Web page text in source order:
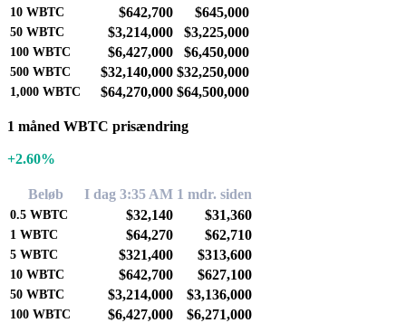
10 WBTC $642,700 $645,000
50 WBTC $3,214,000 $3,225,000
100 WBTC $6,427,000 $6,450,000
500 WBTC $32,140,000 $32,250,000
1,000 WBTC $64,270,000 $64,500,000
1 måned WBTC prisændring
+2.60%
Beløb I dag 3:35 AM 1 mdr. siden
0.5 WBTC $32,140 $31,360
1 WBTC $64,270 $62,710
5 WBTC $321,400 $313,600
10 WBTC $642,700 $627,100
50 WBTC $3,214,000 $3,136,000
100 WBTC $6,427,000 $6,271,000